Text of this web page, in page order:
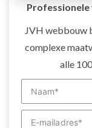
JVH webbouw
complexe
alle